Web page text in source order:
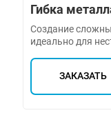
Гибка
Создание
идеально для
ЗАКАЗАТЬ